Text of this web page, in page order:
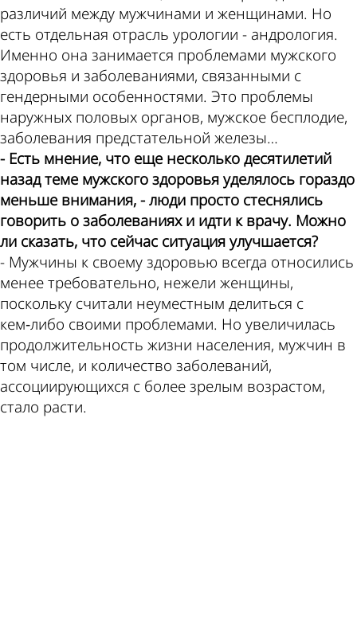
различий между мужчинами и женщинами. Но
есть отдельная отрасль урологии - андрология.
Именно она занимается проблемами мужского
здоровья и заболеваниями, связанными с
гендерными особенностями. Это проблемы
наружных половых органов, мужское бесплодие,
заболевания предстательной железы…
- Есть мнение, что еще несколько десятилетий
назад теме мужского здоровья уделялось гораздо
меньше внимания, - люди просто стеснялись
говорить о заболеваниях и идти к врачу. Можно
ли сказать, что сейчас ситуация улучшается?
- Мужчины к своему здоровью всегда относились
менее требовательно, нежели женщины,
поскольку считали неуместным делиться с
кем‑либо своими проблемами. Но увеличилась
продолжительность жизни населения, мужчин в
том числе, и количество заболеваний,
ассоциирующихся с более зрелым возрастом,
стало расти.
теме
Пензе